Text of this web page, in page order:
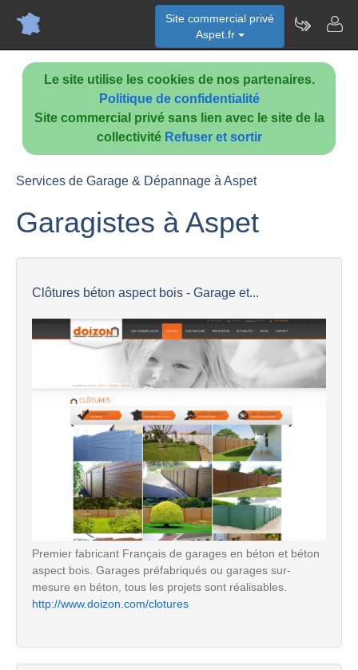
Le site utilise les cookies de nos partenaires.
Politique de confidentialité
Site commercial privé sans lien avec le site de la
collectivité Refuser et sortir
Site commercial privé
Aspet.fr
Services de Garage & Dépannage à Aspet
Garagistes à Aspet
Clôtures béton aspect bois - Garage et...
Premier fabricant Français de garages en béton et béton
aspect bois. Garages préfabriqués ou garages sur-
mesure en béton, tous les projets sont réalisables.
http://www.doizon.com/clotures